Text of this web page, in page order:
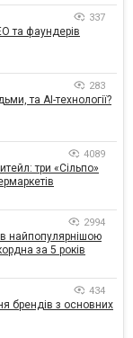
337
та фаундерів
283
та AI-технології?
4089
три «Сільпо»
2994
найпопулярнішою
за 5 років
434
брендів з основних